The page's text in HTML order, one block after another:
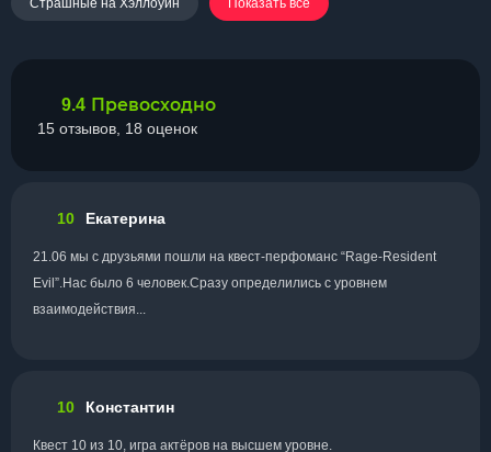
Страшные на Хэллоуин Показать все
9.4 Превосходно
15 отзывов, 18 оценок
10 Екатерина
21.06 мы с друзьями пошли на квест-перфоманс “Rage-Resident
Evil”.Нас было 6 человек.Сразу определились с уровнем
взаимодействия...
10 Константин
Квест 10 из 10, игра актёров на высшем уровне.